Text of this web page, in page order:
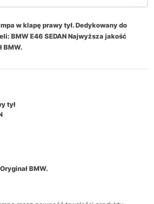
w klapę prawy tył. Dedykowany do
BMW E46 SEDAN Najwyższa jakość
BMW.
tył
BMW.